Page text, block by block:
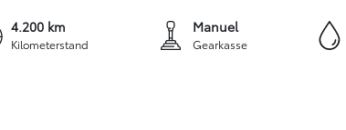
Kilometerstand
4.200 km
Gearkasse
Manuel